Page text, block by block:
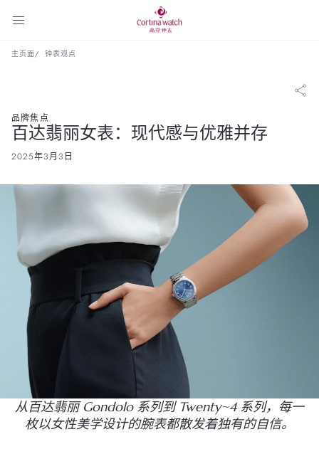
主页面 钟表观点
品牌焦点
百达翡丽女表：现代感与优雅并存
2025年3月3日
从百达翡丽 Gondolo 系列到 Twenty~4 系列，每一
枚以女性美学设计的腕表都散发着独有的自信。